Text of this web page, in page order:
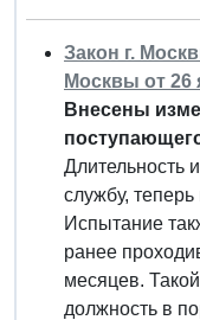
Закон г.
Москвы от 26
Внесены
Длительность
службу,
Испытание
ранее
месяцев.
должность в